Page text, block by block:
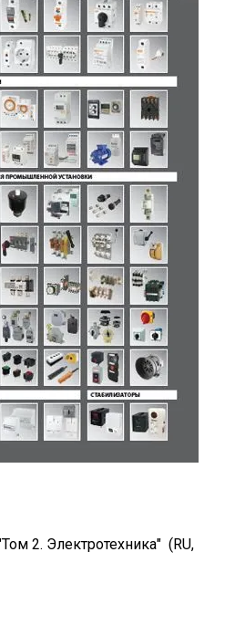
2. Электротехника" (RU,